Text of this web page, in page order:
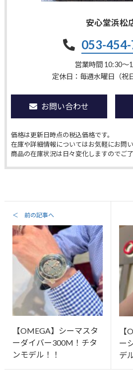
安心堂浜松
053-
営業時間 10:30〜
定休日：毎週水曜日（祝
お問い合わせ
価格は更新日時点の税込価格です。
在庫や詳細情報についてはお気軽にお問
商品の在庫状況は日々変化しますのでご了
＜ 前の記事へ
【OMEGA】シーマスタ
ーダイバー300M！チタ
ンモデル！！
【
ー
デ